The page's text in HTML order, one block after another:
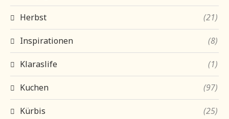
Herbst (21)
Inspirationen (8)
Klaraslife (1)
Kuchen (97)
Kürbis (25)